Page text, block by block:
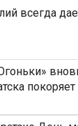
всегда